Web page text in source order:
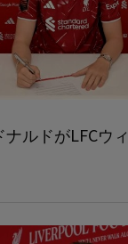
ルドがLFCウ